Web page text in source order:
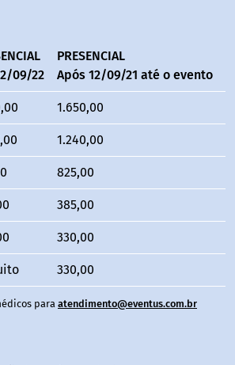
09/22
PRESENCIAL
Após 12/09/21 até o evento
1.650,00
1.240,00
825,00
385,00
330,00
330,00
para atendimento@eventus.com.br